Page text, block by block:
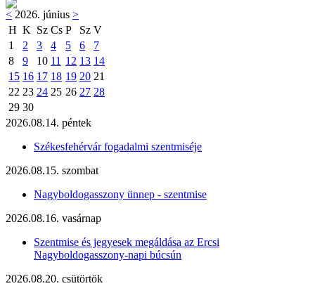
< 2026. június >
H K Sz Cs P Sz V
1
2 3 4 5 6
7
8
9 10 11 12 13 14
15 16 17 18 19 20 21
22 23 24 25 26 27 28
29 30
2026.08.14. péntek
Székesfehérvár fogadalmi szentmiséje
2026.08.15. szombat
Nagyboldogasszony ünnep - szentmise
2026.08.16. vasárnap
Szentmise és jegyesek megáldása az Ercsi
Nagyboldogasszony-napi búcsún
2026.08.20. csütörtök